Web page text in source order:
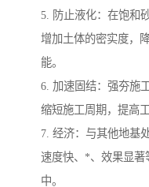
5. 防止液化：在饱和
增加土体的密实度，
能。
6. 加速固结：强夯施
缩短施工周期，提高工
7. 经济：与其他地基
速度快、*、效果显著
中。